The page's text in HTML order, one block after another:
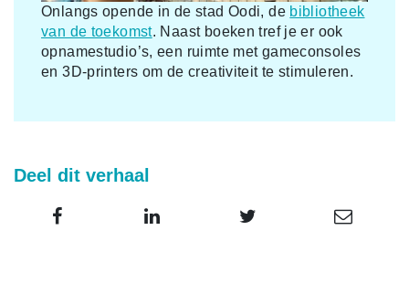
Onlangs opende in de stad Oodi, de bibliotheek
van de toekomst. Naast boeken tref je er ook
opnamestudio’s, een ruimte met gameconsoles
en 3D-printers om de creativiteit te stimuleren.
Deel dit verhaal